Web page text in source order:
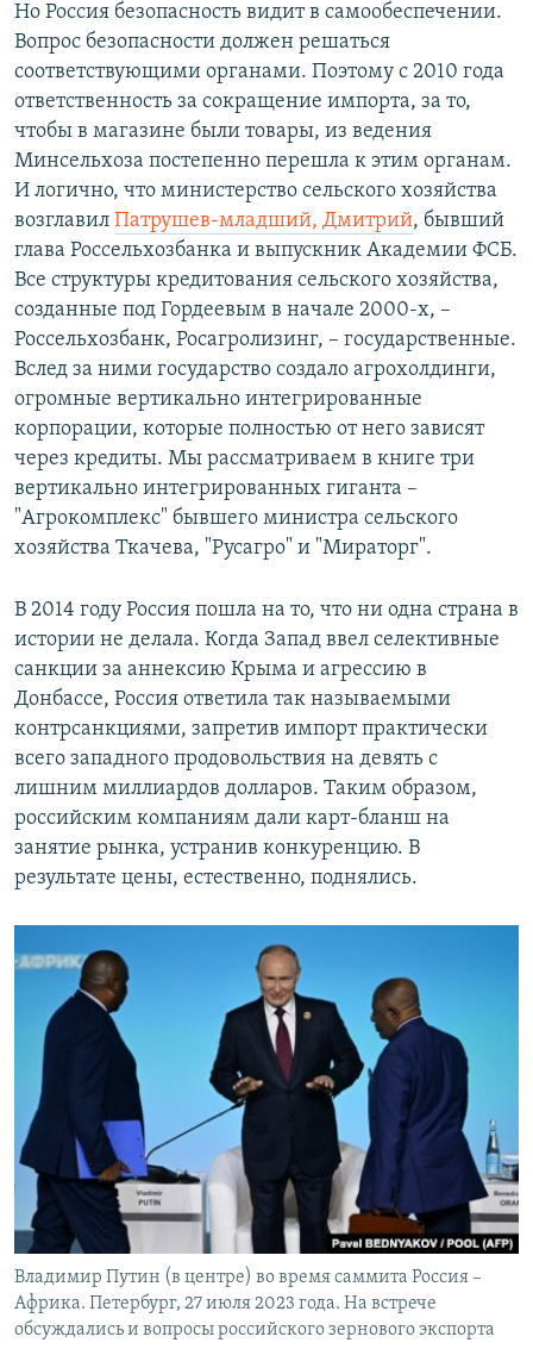
Но Россия безопасность видит в самообеспечении.
Вопрос безопасности должен решаться
соответствующими органами. Поэтому с 2010 года
ответственность за сокращение импорта, за то,
чтобы в магазине были товары, из ведения
Минсельхоза постепенно перешла к этим органам.
И логично, что министерство сельского хозяйства
возглавил Патрушев-младший, Дмитрий, бывший
глава Россельхозбанка и выпускник Академии ФСБ.
Все структуры кредитования сельского хозяйства,
созданные под Гордеевым в начале 2000-х, –
Россельхозбанк, Росагролизинг, – государственные.
Вслед за ними государство создало агрохолдинги,
огромные вертикально интегрированные
корпорации, которые полностью от него зависят
через кредиты. Мы рассматриваем в книге три
вертикально интегрированных гиганта –
"Агрокомплекс" бывшего министра сельского
хозяйства Ткачева, "Русагро" и "Мираторг".
В 2014 году Россия пошла на то, что ни одна страна в
истории не делала. Когда Запад ввел селективные
санкции за аннексию Крыма и агрессию в
Донбассе, Россия ответила так называемыми
контрсанкциями, запретив импорт практически
всего западного продовольствия на девять с
лишним миллиардов долларов. Таким образом,
российским компаниям дали карт-бланш на
занятие рынка, устранив конкуренцию. В
результате цены, естественно, поднялись.
Владимир Путин (в центре) во время саммита Россия –
Африка. Петербург, 27 июля 2023 года. На встрече
обсуждались и вопросы российского зернового экспорта